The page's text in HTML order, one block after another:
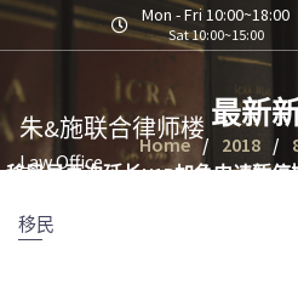
S
k
t
o
Mon - Fri 10:00~18:00
Sat 10:00~15:00
朱&施联合律师楼
Law Office
最新
Home 2018
移民局再次延长H1B加急申请暂
移民